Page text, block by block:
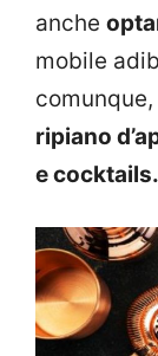
anche
mobile
ripiano
e cocktails.